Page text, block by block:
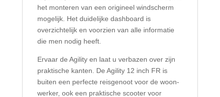
het monteren van een origineel windscherm
mogelijk. Het duidelijke dashboard is
overzichtelijk en voorzien van alle informatie
die men nodig heeft.
Ervaar de Agility en laat u verbazen over zijn
praktische kanten. De Agility 12 inch FR is
buiten een perfecte reisgenoot voor de woon-
werker, ook een praktische scooter voor